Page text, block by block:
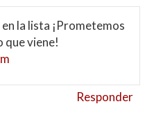
la lista ¡Prometemos
que viene!
Responder